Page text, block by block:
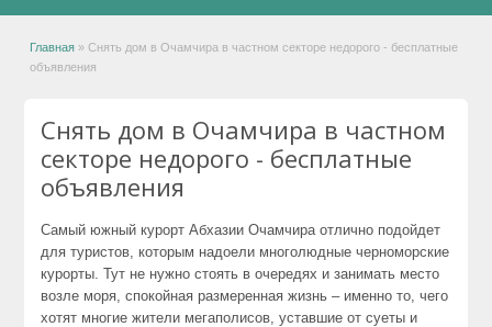
Главная »Снять дом в Очамчира в частном секторе недорого - бесплатные
объявления
Снять дом в Очамчира в частном
секторе недорого - бесплатные
объявления
Самый южный курорт Абхазии Очамчира отлично подойдет
для туристов, которым надоели многолюдные черноморские
курорты. Тут не нужно стоять в очередях и занимать место
возле моря, спокойная размеренная жизнь – именно то, чего
хотят многие жители мегаполисов, уставшие от суеты и